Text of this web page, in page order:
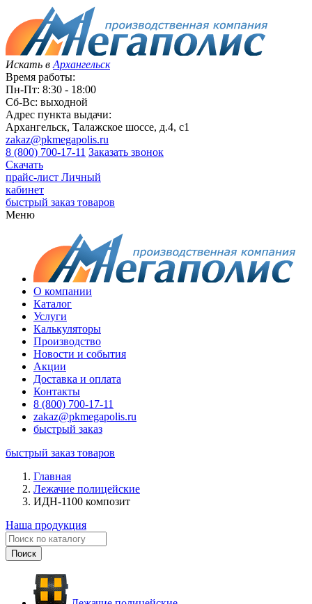
Искать в Архангельск
Время работы:
Пн-Пт: 8:30 - 18:00
Сб-Вс: выходной
Адрес пункта выдачи:
Архангельск, Талажское шоссе, д.4, с1
zakaz@pkmegapolis.ru
8 (800) 700-17-11 Заказать звонок
Скачать
прайс-лист Личный
кабинет
быстрый заказ товаров
Меню
О компании
Каталог
Услуги
Калькуляторы
Производство
Новости и события
Акции
Доставка и оплата
Контакты
8 (800) 700-17-11
zakaz@pkmegapolis.ru
быстрый заказ
быстрый заказ товаров
Главная
Лежачие полицейские
ИДН-1100 композит
Наша продукция